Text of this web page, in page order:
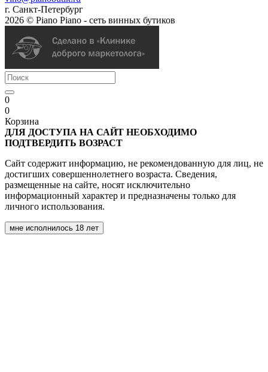
г. Санкт-Петербург
2026 © Piano Piano - сеть винных бутиков
0
0
Корзина
ДЛЯ ДОСТУПА НА САЙТ НЕОБХОДИМО
ПОДТВЕРДИТЬ ВОЗРАСТ
Сайт содержит информацию, не рекомендованную для лиц, не
достигших совершеннолетнего возраста. Сведения,
размещенные на сайте, носят исключительно
информационный характер и предназначены только для
личного использования.
мне исполнилось 18 лет